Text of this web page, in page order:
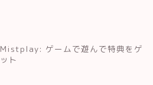
Mistplay: ゲームで遊んで特典をゲ
ット